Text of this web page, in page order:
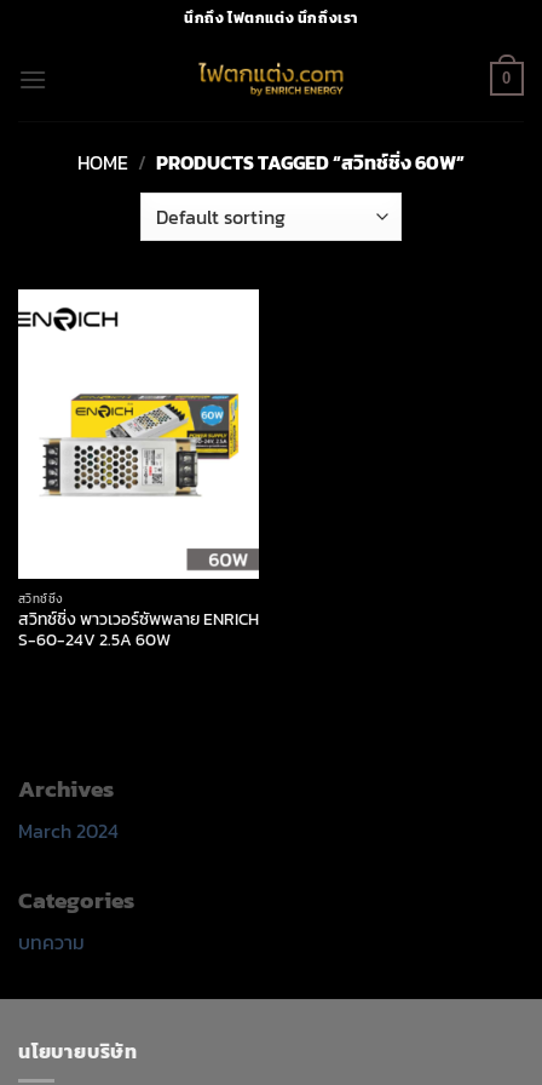
content
นึกถึง ไฟตกแต่ง นึกถึงเรา
0
HOME / PRODUCTS TAGGED “สวิทช์ชิ่ง 60W”
สวิทช์ชิ่ง
สวิทช์ชิ่ง พาวเวอร์ซัพพลาย ENRICH
S-60-24V 2.5A 60W
Archives
March 2024
Categories
บทความ
นโยบายบริษัท